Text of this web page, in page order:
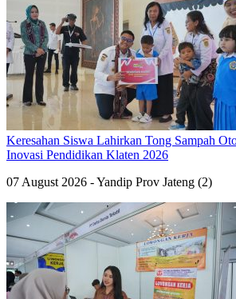
Keresahan Siswa Lahirkan Tong Sampah
Inovasi Pendidikan Klaten 2026
07 August 2026 - Yandip Prov Jateng (2)